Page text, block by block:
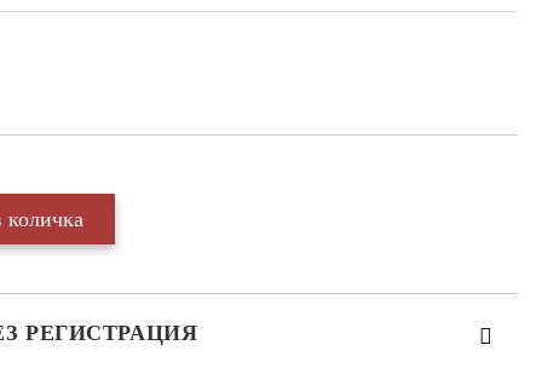
РЕГИСТРАЦИЯ